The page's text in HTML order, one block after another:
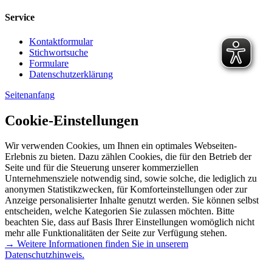
Service
Kontaktformular
Stichwortsuche
Formulare
Datenschutzerklärung
Seitenanfang
Cookie-Einstellungen
Wir verwenden Cookies, um Ihnen ein optimales Webseiten-
Erlebnis zu bieten. Dazu zählen Cookies, die für den Betrieb der
Seite und für die Steuerung unserer kommerziellen
Unternehmensziele notwendig sind, sowie solche, die lediglich zu
anonymen Statistikzwecken, für Komforteinstellungen oder zur
Anzeige personalisierter Inhalte genutzt werden. Sie können selbst
entscheiden, welche Kategorien Sie zulassen möchten. Bitte
beachten Sie, dass auf Basis Ihrer Einstellungen womöglich nicht
mehr alle Funktionalitäten der Seite zur Verfügung stehen.
→ Weitere Informationen finden Sie in unserem
Datenschutzhinweis.